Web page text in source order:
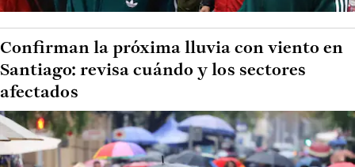
Confirman la próxima lluvia con viento en
Santiago: revisa cuándo y los sectores
afectados